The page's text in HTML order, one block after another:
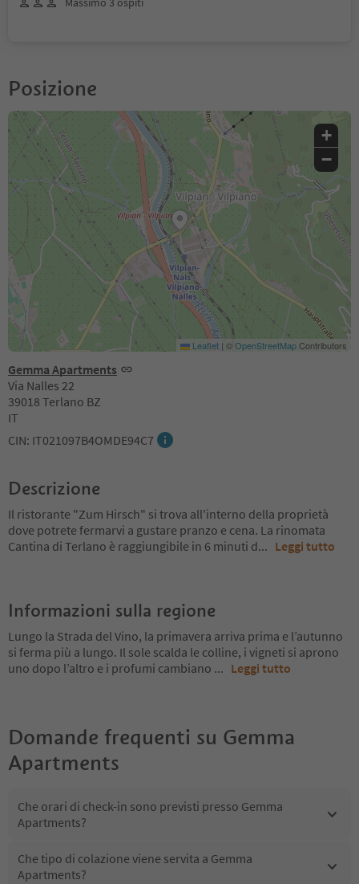
Posizione
Gemma Apartments
Via Nalles 22
39018 Terlano BZ
IT
CIN: IT021097B4OMDE94C7
+
−
Leaflet | ©OpenStreetMapContributors
Descrizione
Il ristorante "Zum Hirsch" si trova all'interno della proprietà
dove potrete fermarvi a gustare pranzo e cena. La rinomata
Cantina di Terlano è raggiungibile in 6 minuti d... Leggi tutto
Informazioni sulla regione
Lungo la Strada del Vino, la primavera arriva prima e l’autunno
si ferma più a lungo. Il sole scalda le colline, i vigneti si aprono
uno dopo l’altro e i profumi cambiano ... Leggi tutto
Domande frequenti su Gemma
Apartments
Che orari di check-in sono previsti presso Gemma
Apartments?
Che tipo di colazione viene servita a Gemma
Apartments?